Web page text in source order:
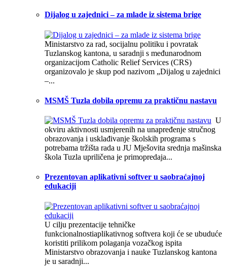
Dijalog u zajednici – za mlade iz sistema brige
Ministarstvo za rad, socijalnu politiku i povratak
Tuzlanskog kantona, u saradnji s međunarodnom
organizacijom Catholic Relief Services (CRS)
organizovalo je skup pod nazivom „Dijalog u zajednici
–...
MSMŠ Tuzla dobila opremu za praktičnu nastavu
U
okviru aktivnosti usmjerenih na unapređenje stručnog
obrazovanja i usklađivanje školskih programa s
potrebama tržišta rada u JU Mješovita srednja mašinska
škola Tuzla upriličena je primopredaja...
Prezentovan aplikativni softver u saobraćajnoj
edukaciji
U cilju prezentacije tehničke
funkcionalnostiaplikativnog softvera koji će se ubuduće
koristiti prilikom polaganja vozačkog ispita
Ministarstvo obrazovanja i nauke Tuzlanskog kantona
je u saradnji...